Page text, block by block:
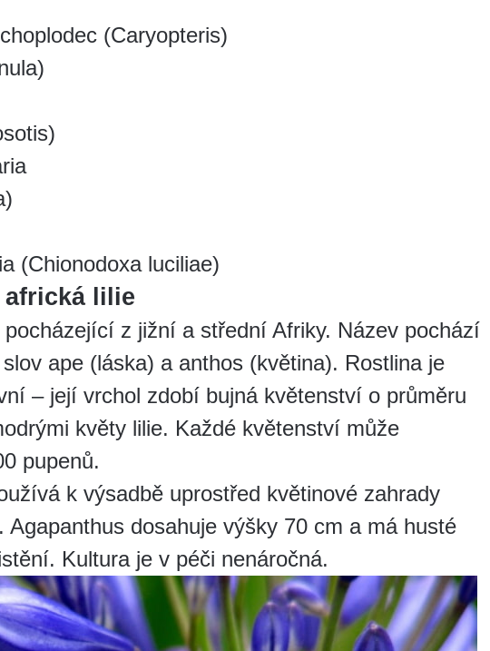
(Caryopteris)
(Chionodoxa luciliae)
lilie
z jižní a střední Afriky. Název pochází
ape (láska) a anthos (květina). Rostlina je
– její vrchol zdobí bujná květenství o průměru
květy lilie. Každé květenství může
pupenů.
k výsadbě uprostřed květinové zahrady
Agapanthus dosahuje výšky 70 cm a má husté
Kultura je v péči nenáročná.